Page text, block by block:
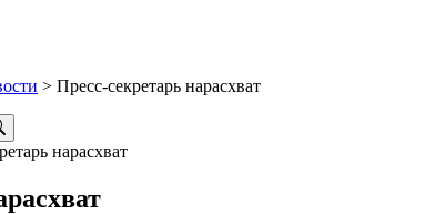
> Пресс-секретарь нарасхват
нарасхват